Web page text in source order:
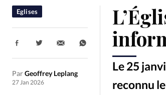
RUBRIQUES
Toute l'actualité
Economie
Eglises
Liberté religieuse
Le 25
reconnu
Eglises
ParGeoffrey Leplang
27 Jan 2026
Partager: